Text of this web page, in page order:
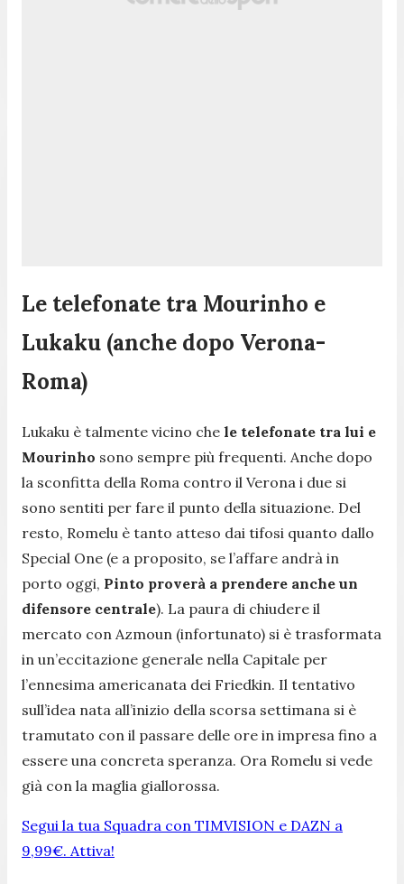
Le telefonate tra Mourinho e
Lukaku (anche dopo Verona-
Roma)
Lukaku è talmente vicino che le telefonate tra lui e
Mourinho sono sempre più frequenti. Anche dopo
la sconfitta della Roma contro il Verona i due si
sono sentiti per fare il punto della situazione. Del
resto, Romelu è tanto atteso dai tifosi quanto dallo
Special One (e a proposito, se l’affare andrà in
porto oggi, Pinto proverà a prendere anche un
difensore centrale). La paura di chiudere il
mercato con Azmoun (infortunato) si è trasformata
in un’eccitazione generale nella Capitale per
l’ennesima americanata dei Friedkin. Il tentativo
sull’idea nata all’inizio della scorsa settimana si è
tramutato con il passare delle ore in impresa fino a
essere una concreta speranza. Ora Romelu si vede
già con la maglia giallorossa.
Segui la tua Squadra con TIMVISION e DAZN a
9,99€. Attiva!